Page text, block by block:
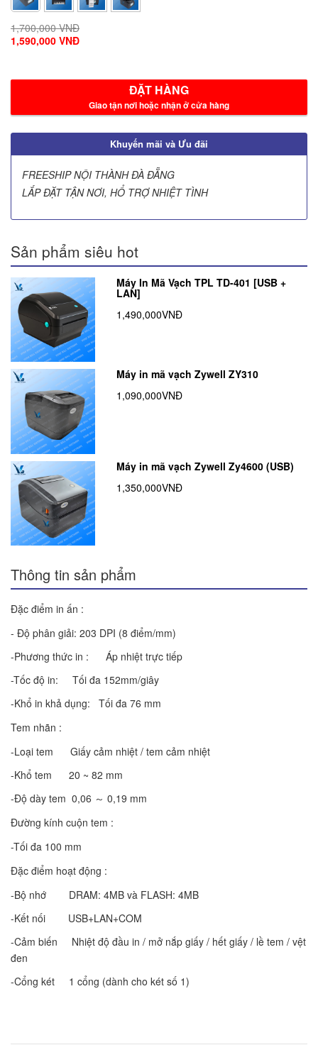
1,700,000 VNĐ
1,590,000 VNĐ
ĐẶT HÀNG
Giao tận nơi hoặc nhận ở cửa hàng
Khuyến mãi và Ưu đãi
FREESHIP NỘI THÀNH ĐÀ ĐẴNG
LẮP ĐẶT TẬN NƠI, HỔ TRỢ NHIỆT TÌNH
Sản phẩm siêu hot
Máy In Mã Vạch TPL TD-401 [USB +
LAN]
1,490,000VNĐ
Máy in mã vạch Zywell ZY310
1,090,000VNĐ
Máy in mã vạch Zywell Zy4600 (USB)
1,350,000VNĐ
Thông tin sản phẩm
Đặc điểm in ấn :
- Độ phân giải: 203 DPI (8 điểm/mm)
-Phương thức in : Áp nhiệt trực tiếp
-Tốc độ in: Tối đa 152mm/giây
-Khổ in khả dụng: Tối đa 76 mm
Tem nhãn :
-Loại tem Giấy cảm nhiệt / tem cảm nhiệt
-Khổ tem 20 ~ 82 mm
-Độ dày tem 0,06 ～ 0,19 mm
Đường kính cuộn tem :
-Tối đa 100 mm
Đặc điểm hoạt động :
-Bộ nhớ DRAM: 4MB và FLASH: 4MB
-Kết nối USB+LAN+COM
-Cảm biến Nhiệt độ đầu in / mở nắp giấy / hết giấy / lề tem / vệt
đen
-Cổng két 1 cổng (dành cho két số 1)